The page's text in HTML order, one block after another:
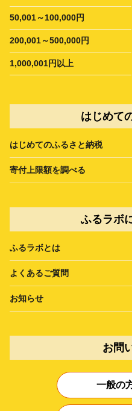
50,001～100,000円
200,001～500,000円
1,000,001円以上
はじめて
はじめてのふるさと納税
寄付上限額を調べる
ふるラボ
ふるラボとは
よくあるご質問
お知らせ
お問
一般の